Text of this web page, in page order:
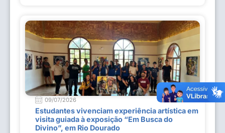
09/07/2026
Estudantes vivenciam experiência artística em
visita guiada à exposição “Em Busca do
Divino”, em Rio Dourado